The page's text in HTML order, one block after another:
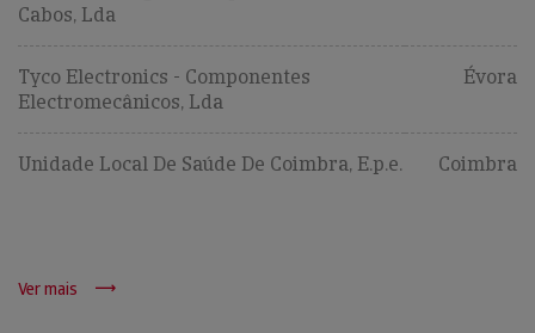
Cabos, Lda
Tyco Electronics - Componentes
Electromecânicos, Lda
Évora
Unidade Local De Saúde De Coimbra, E.p.e. Coimbra
Ver mais